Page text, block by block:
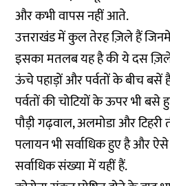
और कभी वापस नहीं आते.
उत्तराखंड में कुल तेरह ज़िले हैं
इसका मतलब यह है की ये दस
ऊंचे पहाड़ों और पर्वतों के बीच बसें
पर्वतों की चोटियों के ऊपर भी
पौड़ी गढ़वाल, अलमोडा और
पलायन भी सर्वाधिक हुए है और ऐसे
सर्वाधिक संख्या में यहीं हैं.